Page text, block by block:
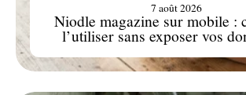
Niodle magazine sur mobile :
l’utiliser sans exposer vos
7 août 2026